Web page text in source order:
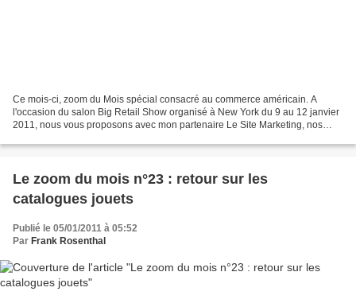
Ce mois-ci, zoom du Mois spécial consacré au commerce américain. A
l'occasion du salon Big Retail Show organisé à New York du 9 au 12 janvier
2011, nous vous proposons avec mon partenaire Le Site Marketing, nos
Le zoom du mois n°23 : retour sur les
catalogues jouets
Publié le 05/01/2011 à 05:52
Par Frank Rosenthal